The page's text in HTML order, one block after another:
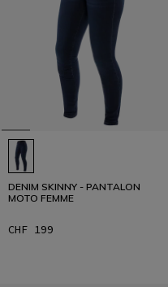
DENIM SKINNY - PANTALON
MOTO FEMME
CHF 199